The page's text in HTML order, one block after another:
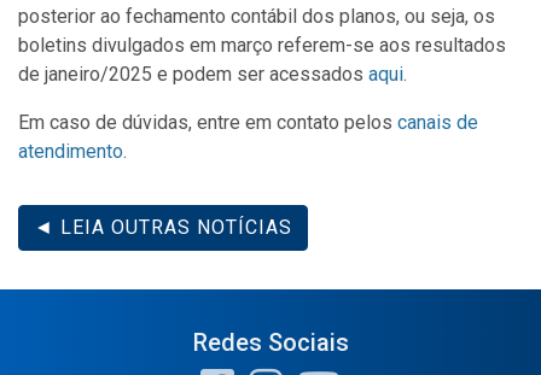
posterior ao fechamento contábil dos planos, ou seja, os
boletins divulgados em março referem-se aos resultados
de janeiro/2025 e podem ser acessados aqui.
Em caso de dúvidas, entre em contato pelos canais de
atendimento.
◄ LEIA OUTRAS NOTÍCIAS
Redes Sociais